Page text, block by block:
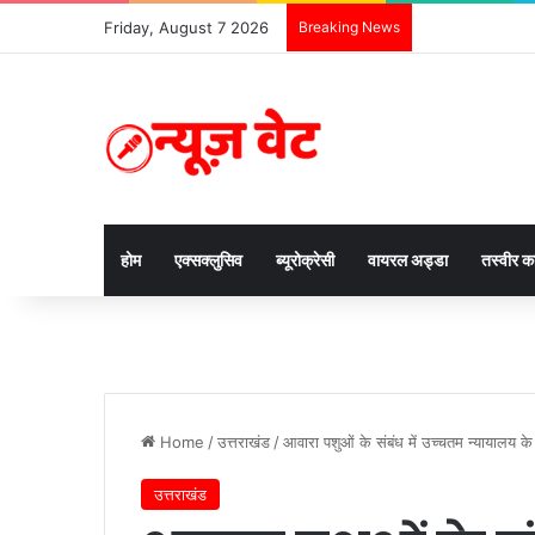
Friday, August 7 2026 Breaking News
होम एक्सक्लुसिव ब्यूरोक्रेसी वायरल अड्डा तस्वीर
Home /उत्तराखंड /आवारा पशुओं के संबंध में उच्चतम न्यायालय
उत्तराखंड